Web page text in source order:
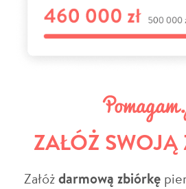
ZAŁÓŻ
Załóżdarmową zbiórkę